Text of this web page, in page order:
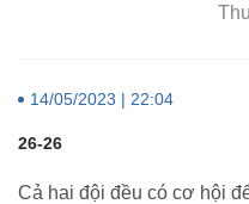
14/05/2023 | 22:04
26-26
Cả hai đội đều có cơ hội